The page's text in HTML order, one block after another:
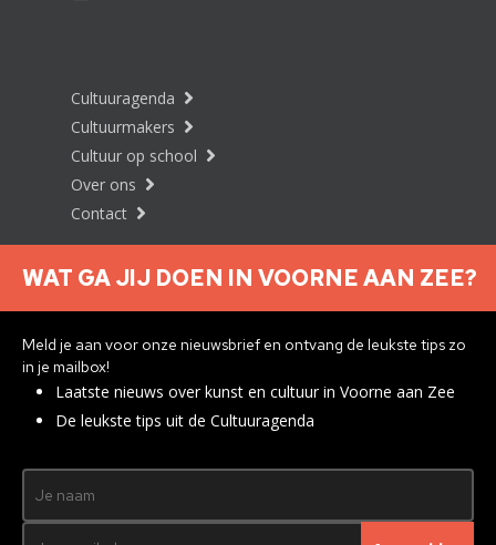
Cultuuragenda
Cultuurmakers
Cultuur op school
Over ons
Contact
Nieuwsbrief aanmelden
Privacyverklaring
WAT GA JIJ DOEN IN VOORNE AAN ZEE?
Meld je aan voor onze nieuwsbrief en ontvang de leukste tips zo
in je mailbox!
Laatste nieuws over kunst en cultuur in Voorne aan Zee
De leukste tips uit de Cultuuragenda